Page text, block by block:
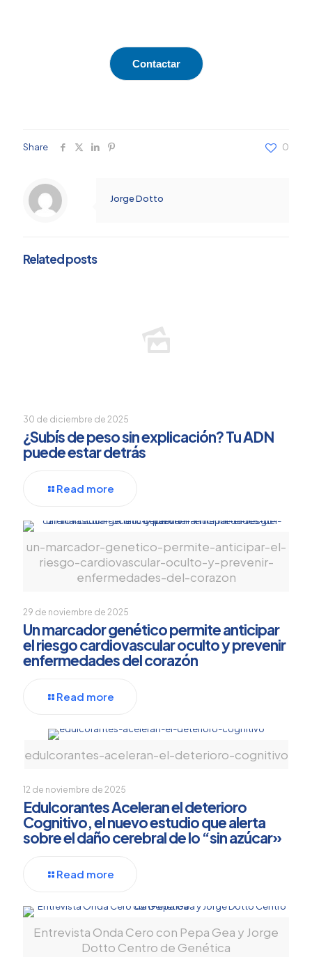
Contactar
Share 0
Jorge Dotto
Related posts
30 de diciembre de 2025
¿Subís de peso sin explicación? Tu ADN
puede estar detrás
Read more
un-marcador-genetico-permite-anticipar-el-
riesgo-cardiovascular-oculto-y-prevenir-
enfermedades-del-corazon
29 de noviembre de 2025
Un marcador genético permite anticipar
el riesgo cardiovascular oculto y prevenir
enfermedades del corazón
Read more
edulcorantes-aceleran-el-deterioro-cognitivo
12 de noviembre de 2025
Edulcorantes Aceleran el deterioro
Cognitivo, el nuevo estudio que alerta
sobre el daño cerebral de lo “sin azúcar»
Read more
Entrevista Onda Cero con Pepa Gea y Jorge
Dotto Centro de Genética